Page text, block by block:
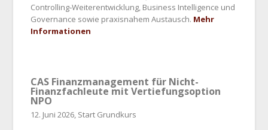
Controlling‑Weiterentwicklung, Business Intelligence und
Governance sowie praxisnahem Austausch. Mehr
Informationen
CAS Finanzmanagement für Nicht-
Finanzfachleute mit Vertiefungsoption
NPO
12. Juni 2026, Start Grundkurs